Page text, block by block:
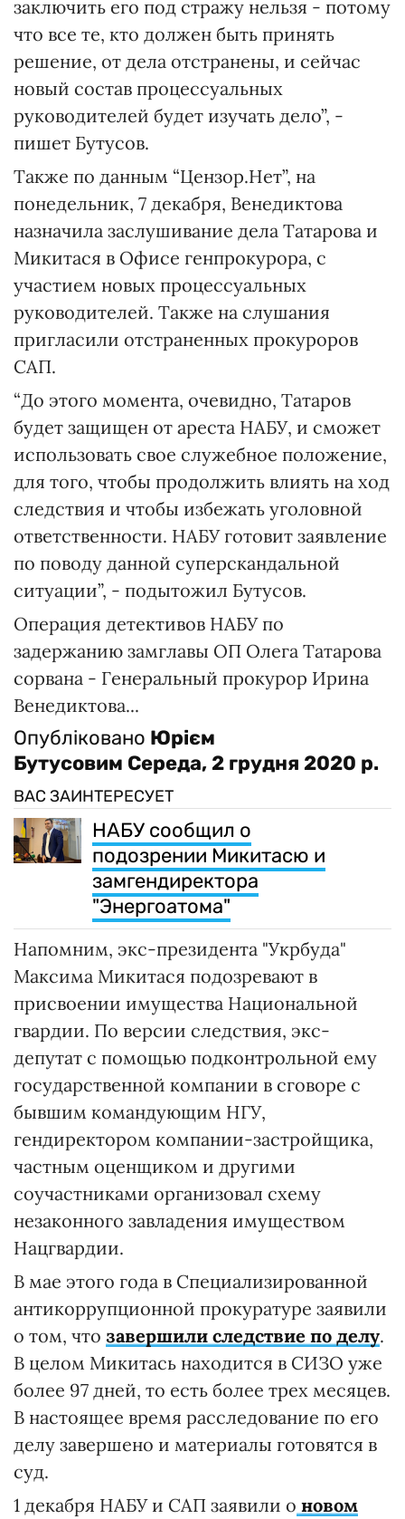
заключить его под стражу нельзя - потому
что все те, кто должен быть принять
решение, от дела отстранены, и сейчас
новый состав процессуальных
руководителей будет изучать дело”, -
пишет Бутусов.
Также по данным “Цензор.Нет”, на
понедельник, 7 декабря, Венедиктова
назначила заслушивание дела Татарова и
Микитася в Офисе генпрокурора, с
участием новых процессуальных
руководителей. Также на слушания
пригласили отстраненных прокуроров
САП.
“До этого момента, очевидно, Татаров
будет защищен от ареста НАБУ, и сможет
использовать свое служебное положение,
для того, чтобы продолжить влиять на ход
следствия и чтобы избежать уголовной
ответственности. НАБУ готовит заявление
по поводу данной суперскандальной
ситуации”, - подытожил Бутусов.
Операция детективов НАБУ по
задержанию замглавы ОП Олега Татарова
сорвана - Генеральный прокурор Ирина
Венедиктова...
Опубліковано Юрієм
Бутусовим Середа, 2 грудня 2020 р.
ВАС ЗАИНТЕРЕСУЕТ
НАБУ сообщил о
подозрении Микитасю и
замгендиректора
"Энергоатома"
Напомним, экс-президента "Укрбуда"
Максима Микитася подозревают в
присвоении имущества Национальной
гвардии. По версии следствия, экс-
депутат с помощью подконтрольной ему
государственной компании в сговоре с
бывшим командующим НГУ,
гендиректором компании-застройщика,
частным оценщиком и другими
соучастниками организовал схему
незаконного завладения имуществом
Нацгвардии.
В мае этого года в Специализированной
антикоррупционной прокуратуре заявили
о том, что завершили следствие по делу.
В целом Микитась находится в СИЗО уже
более 97 дней, то есть более трех месяцев.
В настоящее время расследование по его
делу завершено и материалы готовятся в
суд.
1 декабря НАБУ и САП заявили о новом